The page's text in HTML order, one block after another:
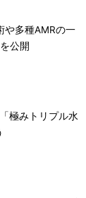
や多種AMRの一
公開
極みトリプル水